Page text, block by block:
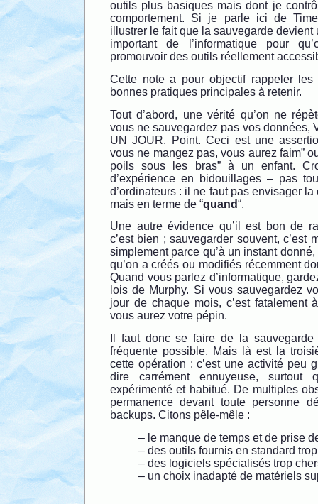
outils plus basiques mais dont je
comportement. Si je parle ici de
illustrer le fait que la sauvegarde devient
important de l’informatique pour
promouvoir des outils réellement
Cette note a pour objectif rappeler
bonnes pratiques principales à retenir.
Tout d’abord, une vérité qu’on ne
vous ne sauvegardez pas vos données,
UN JOUR. Point. Ceci est une
vous ne mangez pas, vous aurez faim”
poils sous les bras” à un enfant.
d’expérience en bidouillages – pas
d’ordinateurs : il ne faut pas envisager la
mais en terme de “quand“.
Une autre évidence qu’il est bon de
c’est bien ; sauvegarder souvent, c’est
simplement parce qu’à un instant
qu’on a créés ou modifiés récemment
Quand vous parlez d’informatique,
lois de Murphy. Si vous sauvegardez
jour de chaque mois, c’est fatalement
vous aurez votre pépin.
Il faut donc se faire de la
fréquente possible. Mais là est la
cette opération : c’est une activité peu
dire carrément ennuyeuse, surtout
expérimenté et habitué. De multiples
permanence devant toute personne
backups. Citons pêle-mêle :
– le manque de temps et de prise
– des outils fournis en standard
– des logiciels spécialisés trop
– un choix inadapté de matériels